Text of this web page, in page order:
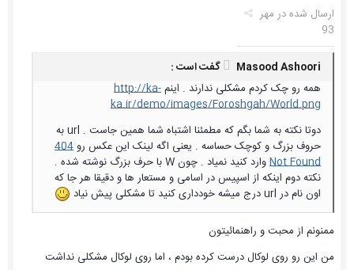
ارسال شده در مهر
93
Masood Ashoori گفت است :
همه رو چک کردم مشکلی ندارند . اینمhttp://ka-
ka.ir/demo/images/Foroshgah/World.png
دوتا نکته به شما بگم که مطمئنا اشتباه شما همین جاست . url به
حروف بزرگ و کوچک حساسه . یعنی اگه لینک این عکس رو404
Not Found
وارد کنید نمیاد . چون W با حرف بزرگ نوشته شده .
نکته دوم اینکه از اسپیس در اسامی و مستعار ها و دقیقا هر جا که
اون نام در url درج میشه خودداری کنید تا مشکلی پیش نیاد
ممنونم از محبت و راهنمائیتون
من این رو روی لوکال درست کرده بودم ، اما روی لوکال مشکلی نداشت